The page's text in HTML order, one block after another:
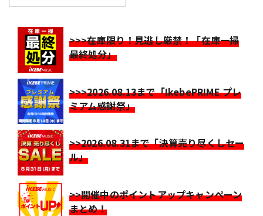
>>>在庫限り！見逃し厳禁！「在庫一掃
最終処分」
>>>2026.08.13まで「IkebePRIME プレ
ミアム感謝祭」
>>2026.08.31まで「決算売り尽くしセー
ル」
>>開催中のポイントアップキャンペーン
まとめ！